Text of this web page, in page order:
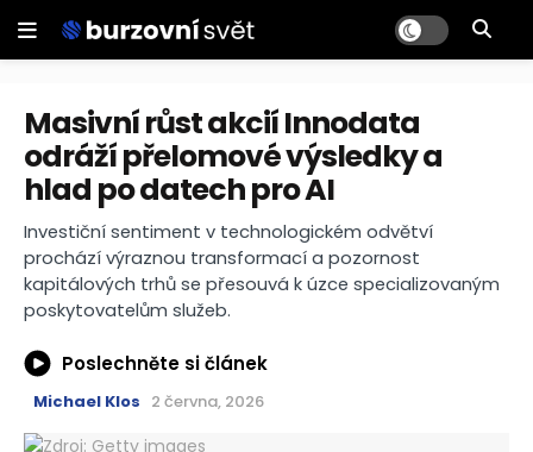
Masivní růst akcií Innodata
odráží přelomové výsledky a
hlad po datech pro AI
Investiční sentiment v technologickém odvětví
prochází výraznou transformací a pozornost
kapitálových trhů se přesouvá k úzce specializovaným
poskytovatelům služeb.
Poslechněte si článek
Michael Klos 2 června, 2026